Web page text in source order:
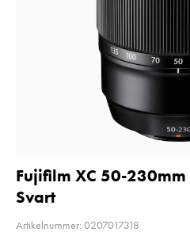
Fujifilm XC 50-
Svart
Artikelnummer: 0207017318